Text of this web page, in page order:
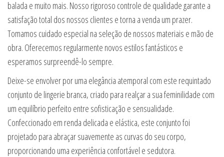
balada e muito mais. Nosso rigoroso controle de qualidade garante a
satisfação total dos nossos clientes e torna a venda um prazer.
Tomamos cuidado especial na seleção de nossos materiais e mão de
obra. Oferecemos regularmente novos estilos fantásticos e
esperamos surpreendê-lo sempre.
Deixe-se envolver por uma elegância atemporal com este requintado
conjunto de lingerie branca, criado para realçar a sua feminilidade com
um equilíbrio perfeito entre sofisticação e sensualidade.
Confeccionado em renda delicada e elástica, este conjunto foi
projetado para abraçar suavemente as curvas do seu corpo,
proporcionando uma experiência confortável e sedutora.